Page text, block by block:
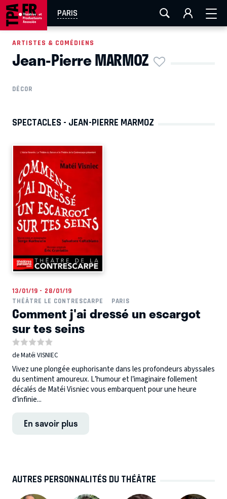
PARIS
AIX-MARSEILLE LA ROCHELLE
EN TOURNÉE
ARTISTES & COMÉDIENS
Jean-Pierre MARMOZ
DÉCOR
SPECTACLES - JEAN-PIERRE MARMOZ
13/01/19 - 28/01/19
THÉÂTRE LE CONTRESCARPE
PARIS
Comment j'ai dressé un escargot
sur tes seins
de Matéi VISNIEC
Vivez une plongée euphorisante dans les profondeurs abyssales
du sentiment amoureux. L’humour et l’imaginaire follement
décalés de Matéi Visniec vous embarquent pour une heure
d’infinie...
En savoir plus
AUTRES PERSONNALITÉS DU THÉÂTRE